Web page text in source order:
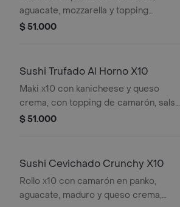
aguacate, mozzarella y topping
flambeado de salsa de queso,
$ 51.000
Sushi Trufado Al Horno X10
Maki x10 con kanicheese y queso
crema, con topping de camarón, salsa
trufada y parmesano, terminado con
$ 51.000
Sushi Cevichado Crunchy X10
Rollo x10 con camarón en panko,
aguacate, maduro y queso crema,